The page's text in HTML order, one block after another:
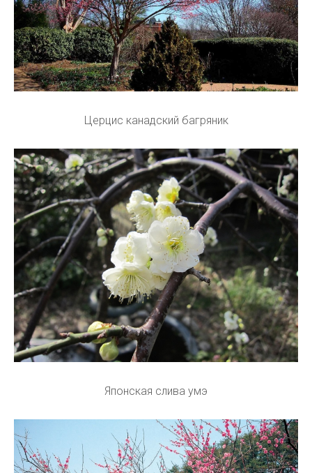
Церцис канадский багряник
Японская слива умэ